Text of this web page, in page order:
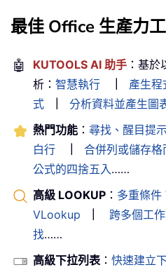
最佳 Office 生產力
🤖 KUTOOLS AI 助手 ：基
析： 智慧執行 產生程
式
分析資料並產生圖
熱門功能 ： 尋找、醒目提
白行
合併列或儲存
公式的四捨五入……
高級 LOOKUP ： 多重條
VLookup
跨多個工
找……
高級下拉列表： 快速建立